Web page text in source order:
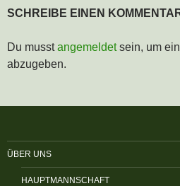
SCHREIBE EINEN
Du musstangemeldetsein, um
abzugeben.
ÜBER UNS
HAUPTMANNSCHAFT